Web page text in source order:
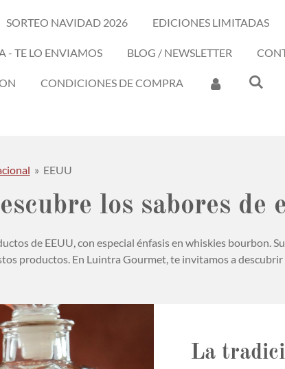
SORTEO NAVIDAD 2026 EDICIONES LIMITADAS
- TE LO ENVIAMOS BLOG / NEWSLETTER
CONDICIONES DE COMPRA
» EEUU
los sabores de
de EEUU, con especial énfasis en whiskies bourbon.
productos. En Luintra Gourmet, te invitamos a
La